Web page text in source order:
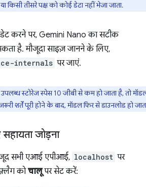
किसी तीसरे पक्ष को कोई डेटा नहीं भेजा जाता.
करने पर, Gemini Nano का सटीक
है. मौजूदा साइज़ जानने के लिए,
internals पर जाएं.
स्टोरेज स्पेस 10 जीबी से कम हो जाता है, तो
शर्तें पूरी होने के बाद, मॉडल फिर से डाउनलोड हो
जोड़ना
सभी एआई एपीआई, localhost पर
कोचालूपर सेट करें: